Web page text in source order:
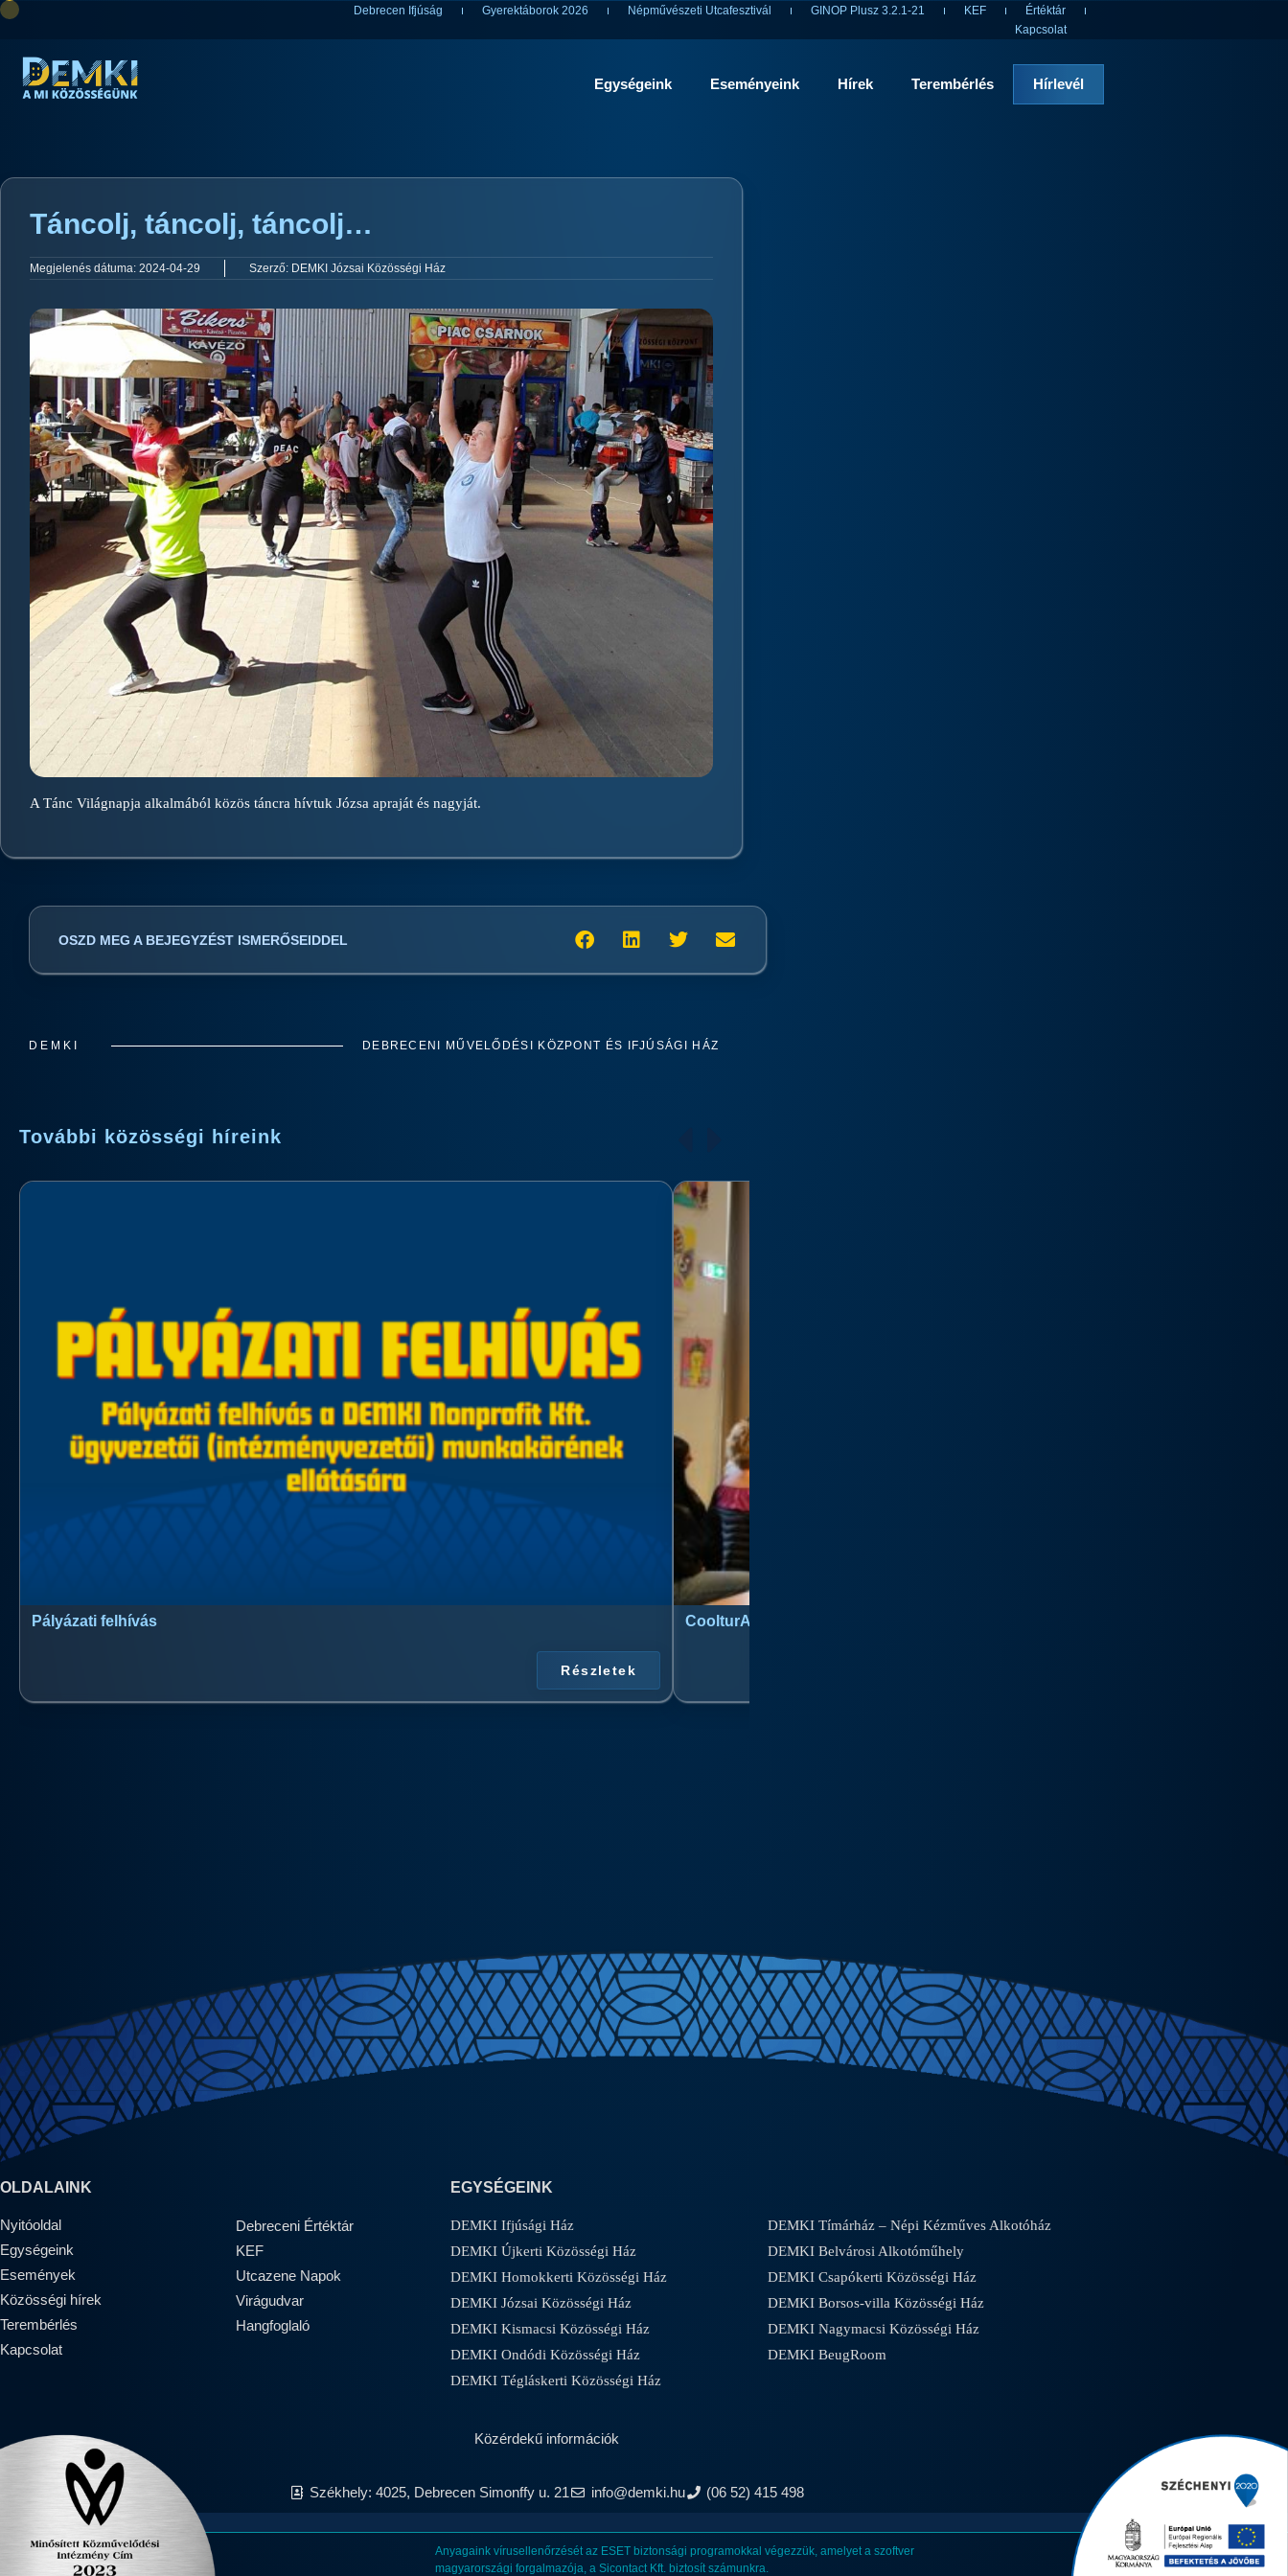
Debrecen Ifjúság Gyerektáborok 2026 Népművészeti Utcafesztivál GINOP Plusz 3.2.1-21 KEF
Értéktár
Kapcsolat
Egységeink Eseményeink Hírek Terembérlés Hírlevél
Táncolj, táncolj, táncolj…
Megjelenés dátuma: 2024-04-29 Szerző: DEMKI Józsai Közösségi Ház
A Tánc Világnapja alkalmából közös táncra hívtuk Józsa apraját és nagyját.
OSZD MEG A BEJEGYZÉST ISMERŐSEIDDEL
DEMKI DEBRECENI MŰVELŐDÉSI KÖZPONT ÉS IFJÚSÁGI HÁZ
További közösségi híreink
Pályázati felhívás
Részletek
CoolturArt™ Licit-Day™ művészeti kiállítás és művészeti nap
OLDALAINK
Nyitóoldal
Egységeink
Események
Közösségi hírek
Terembérlés
Kapcsolat
Debreceni Értéktár
KEF
Utcazene Napok
Virágudvar
Hangfoglaló
EGYSÉGEINK
DEMKI Ifjúsági Ház
DEMKI Tímárház – Népi Kézműves Alkotóház
DEMKI Újkerti Közösségi Ház
DEMKI Belvárosi Alkotóműhely
DEMKI Homokkerti Közösségi Ház
DEMKI Csapókerti Közösségi Ház
DEMKI Józsai Közösségi Ház
DEMKI Borsos-villa Közösségi Ház
DEMKI Kismacsi Közösségi Ház
DEMKI Nagymacsi Közösségi Ház
DEMKI Ondódi Közösségi Ház
DEMKI BeugRoom
DEMKI Tégláskerti Közösségi Ház
Közérdekű információk
Székhely: 4025, Debrecen Simonffy u. 21 info@demki.hu (06 52) 415 498
Anyagaink vírusellenőrzését az ESET biztonsági programokkal végezzük, amelyet a szoftver
magyarországi forgalmazója, a Sicontact Kft. biztosít számunkra.